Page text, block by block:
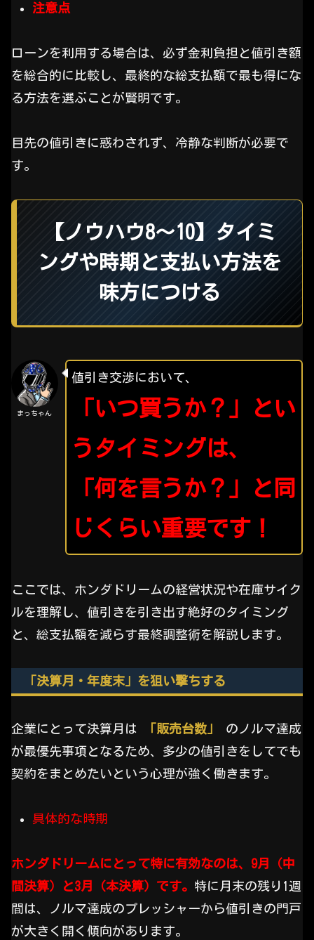
注意点
ローンを利用する場合は、必ず金利負担と値引き額
を総合的に比較し、最終的な総支払額で最も得にな
る方法を選ぶことが賢明です。
目先の値引きに惑わされず、冷静な判断が必要で
す。
【ノウハウ8〜10】タイミ
ングや時期と支払い方法を
味方につける
まっちゃん
値引き交渉において、
「いつ買うか？」とい
うタイミングは、
「何を言うか？」と同
じくらい重要です！
ここでは、ホンダドリームの経営状況や在庫サイク
ルを理解し、値引きを引き出す絶好のタイミング
と、総支払額を減らす最終調整術を解説します。
「決算月・年度末」を狙い撃ちする
企業にとって決算月は 「販売台数」 のノルマ達成
が最優先事項となるため、多少の値引きをしてでも
契約をまとめたいという心理が強く働きます。
具体的な時期
ホンダドリームにとって特に有効なのは、9月（中
間決算）と3月（本決算）です。 特に月末の残り1週
間は、ノルマ達成のプレッシャーから値引きの門戸
が大きく開く傾向があります。